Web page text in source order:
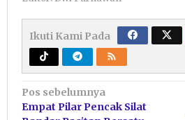
Ikuti Kami Pada
Navigasi
pos
Pos sebelumnya
Empat Pilar Pencak Silat